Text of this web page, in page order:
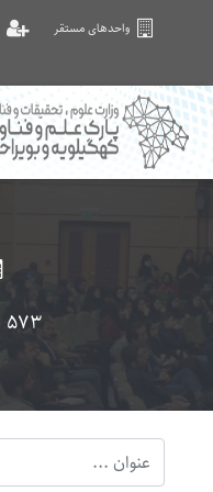
واحدهای مستقر
573 مورد یافت شد